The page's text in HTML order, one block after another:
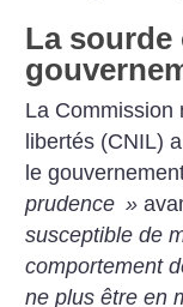
La sourde
La Commission
libertés (CNIL)
le
prudence »
susceptible de
comportement
ne plus être en